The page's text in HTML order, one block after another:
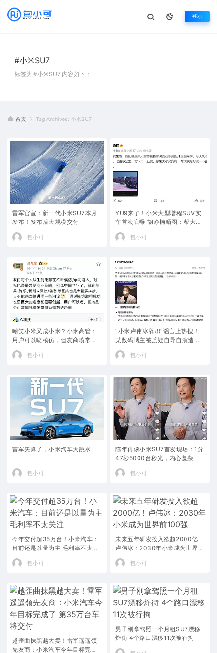
登录
#小米SU7
标签为 #小米SU7 内容如下：
首页 Tag Archives: 小米SU7
雷军官宣：新一代小米SU7本月
发布！发布后大规模交付
包小可
YU9来了！小米大型增程SUV实
车首次官曝 胡峥楠晒图：帮大家
好好试一下都在等着的车
包小可
嘲笑小米又成小米？小米高管：
用户可以喷模仿，但友商喷常因
羡慕嫉妒恨
包小可
“小米卢伟冰辞职”谣言上热搜！
某数码博主被质疑自导自演造谣
大戏，到底谁才是罪魁祸首？
包小可
雷军失算了，小米汽车大跳水
包小可
陈年再谈小米SU7首发现场：1分
47秒5000台秒光，内心复杂
包小可
今年交付超35万台！小米汽车：
目前还是以量为主 毛利率不太关
注
包小可
未来五年研发投入欲超2000亿！
卢伟冰：2030年小米成为世界前
100强
包小可
越歪曲抹黑越大卖！雷军遥遥领
先友商：小米汽车今年目标完成
男子刚拿驾照一个月租SU7漂移
炸街 4个路口漂移11次被行拘